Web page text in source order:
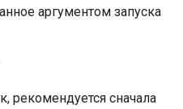
аргументом запуска
рекомендуется сначала